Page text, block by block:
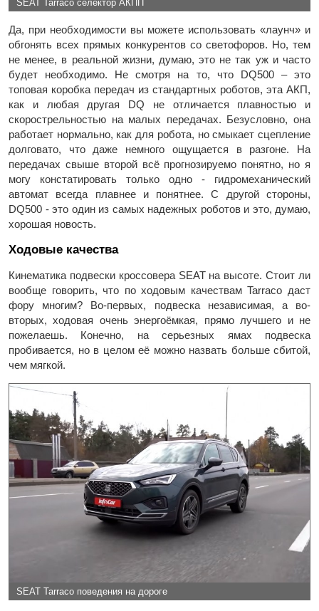
SEAT Tarraco селектор АКПП
Да, при необходимости вы можете использовать «лаунч» и
обгонять всех прямых конкурентов со светофоров. Но, тем
не менее, в реальной жизни, думаю, это не так уж и часто
будет необходимо. Не смотря на то, что DQ500 – это
топовая коробка передач из стандартных роботов, эта АКП,
как и любая другая DQ не отличается плавностью и
скорострельностью на малых передачах. Безусловно, она
работает нормально, как для робота, но смыкает сцепление
долговато, что даже немного ощущается в разгоне. На
передачах свыше второй всё прогнозируемо понятно, но я
могу констатировать только одно - гидромеханический
автомат всегда плавнее и понятнее. С другой стороны,
DQ500 - это один из самых надежных роботов и это, думаю,
хорошая новость.
Ходовые качества
Кинематика подвески кроссовера SEAT на высоте. Стоит ли
вообще говорить, что по ходовым качествам Tarraco даст
фору многим? Во-первых, подвеска независимая, а во-
вторых, ходовая очень энергоёмкая, прямо лучшего и не
пожелаешь. Конечно, на серьезных ямах подвеска
пробивается, но в целом её можно назвать больше сбитой,
чем мягкой.
SEAT Tarraco поведения на дороге